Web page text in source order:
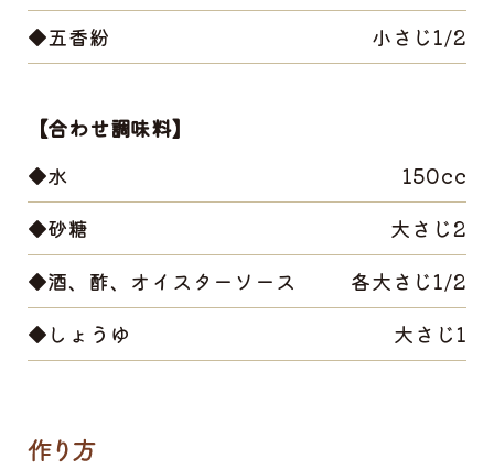
◆五香紛
小さじ1/2
【合わせ調味料】
◆水
150cc
◆砂糖
大さじ2
◆酒、酢、オイスターソース
各大さじ1/2
◆しょうゆ
大さじ1